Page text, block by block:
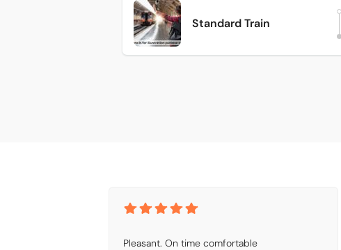
Standard Train
Pleasant. On time comfortable